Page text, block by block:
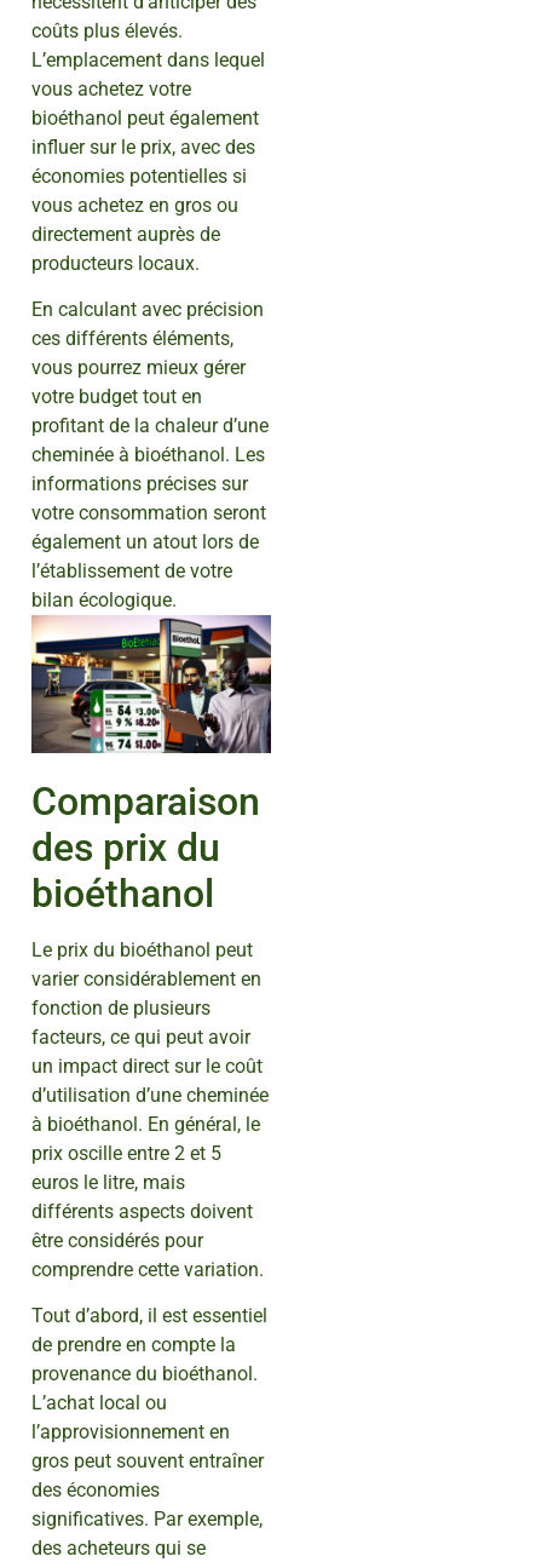
coûts plus élevés.
L’emplacement dans lequel
vous achetez votre
bioéthanol peut également
influer sur le prix, avec des
économies potentielles si
vous achetez en gros ou
directement auprès de
producteurs locaux.
En calculant avec précision
ces différents éléments,
vous pourrez mieux gérer
votre budget tout en
profitant de la chaleur d’une
cheminée à bioéthanol. Les
informations précises sur
votre consommation seront
également un atout lors de
l’établissement de votre
bilan écologique.
Comparaison
des prix du
bioéthanol
Le prix du bioéthanol peut
varier considérablement en
fonction de plusieurs
facteurs, ce qui peut avoir
un impact direct sur le coût
d’utilisation d’une cheminée
à bioéthanol. En général, le
prix oscille entre 2 et 5
euros le litre, mais
différents aspects doivent
être considérés pour
comprendre cette variation.
Tout d’abord, il est essentiel
de prendre en compte la
provenance du bioéthanol.
L’achat local ou
l’approvisionnement en
gros peut souvent entraîner
des économies
significatives. Par exemple,
des acheteurs qui se